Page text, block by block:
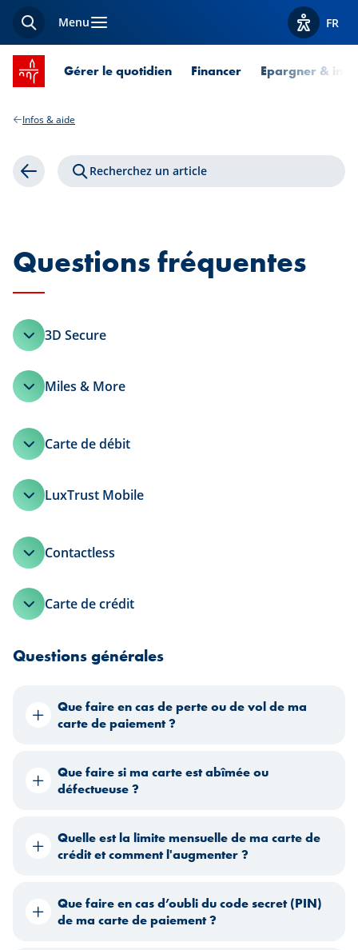
Recherche
Menu Afficher
FR
Accueil SPUERKEESS
Gérer le quotidien Financer Epargner &
Infos & aide
Retour Recherchez un article
Questions fréquentes
3D Secure
Miles & More
Carte de débit
LuxTrust Mobile
Contactless
Carte de crédit
Questions générales
Que faire en cas de perte ou de vol de ma
carte de paiement ?
Que faire si ma carte est abîmée ou
défectueuse ?
Quelle est la limite mensuelle de ma carte de
crédit et comment l'augmenter ?
Que faire en cas d’oubli du code secret (PIN)
de ma carte de paiement ?